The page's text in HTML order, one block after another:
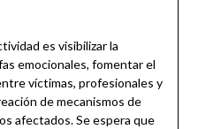
es visibilizar la
emocionales, fomentar el
víctimas, profesionales y
de mecanismos de
afectados. Se espera que